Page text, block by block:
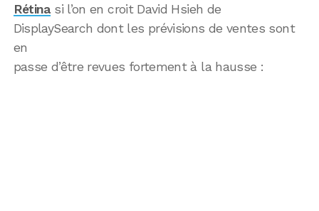
Rétinasi l’on en croit David Hsieh de
DisplaySearch dont les prévisions de ventes sont
en
passe d’être revues fortement à la hausse :